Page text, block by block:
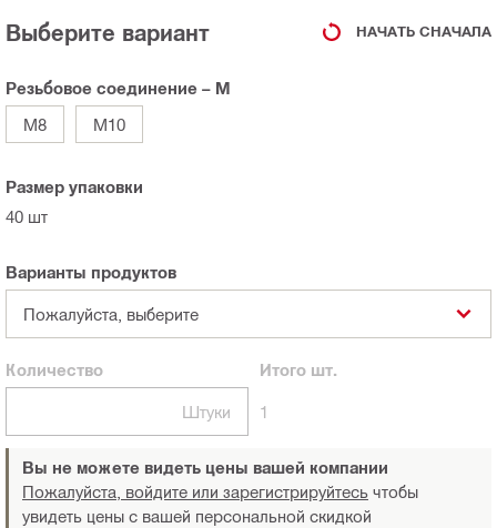
Выберите вариант НАЧАТЬ СНАЧАЛА
Резьбовое соединение – M
M8
M10
Размер упаковки
40 шт
Варианты продуктов
Пожалуйста, выберите
Количество
Штуки
Итого шт.
1
Вы не можете видеть цены вашей компании
Пожалуйста, войдите или зарегистрируйтесь чтобы
увидеть цены с вашей персональной скидкой